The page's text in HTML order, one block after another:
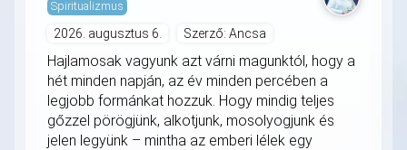
Spiritualizmus
2026. augusztus 6. Szerző: Ancsa
Hajlamosak vagyunk azt várni magunktól, hogy a
hét minden napján, az év minden percében a
legjobb formánkat hozzuk. Hogy mindig teljes
gőzzel pörögjünk, alkotjunk, mosolyogjunk és
jelen legyünk – mintha az emberi lélek egy